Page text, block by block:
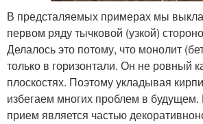
В предсталяемых примерах мы
первом ряду тычковой (узкой)
Делалось это потому, что монолит
только в горизонтали. Он не ровный
плоскостях. Поэтому укладывая
избегаем многих проблем в
прием является частью